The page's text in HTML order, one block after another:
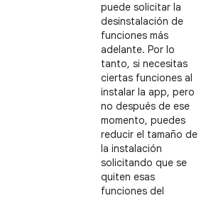
puede solicitar la
desinstalación de
funciones más
adelante. Por lo
tanto, si necesitas
ciertas funciones al
instalar la app, pero
no después de ese
momento, puedes
reducir el tamaño de
la instalación
solicitando que se
quiten esas
funciones del